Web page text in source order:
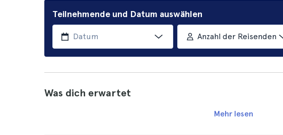
Teilnehmende und Datum auswählen
Anzahl der Reisenden
Was dich erwartet
Mehr lesen